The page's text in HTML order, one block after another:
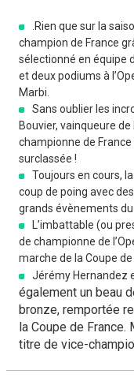
.Rien que sur la
champion de France
sélectionné en équipe
et deux podiums à
Marbi.
Sans oublier les
Bouvier, vainqueure de
championne de
surclassée !
Toujours en cours,
coup de poing avec
grands évènements
L’imbattable (ou
de championne de
marche de la Coupe de
Jérémy Hernandez
également un beau
bronze, remportée
la Coupe de France.
titre de vice-